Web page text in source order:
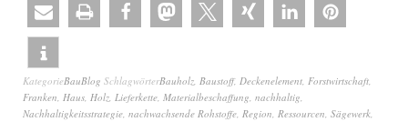
KategorieBauBlog SchlagwörterBauholz, Baustoff, Deckenelement, Forstwirtschaft,
Franken, Haus, Holz, Lieferkette, Materialbeschaffung, nachhaltig,
Nachhaltigkeitsstrategie, nachwachsende Rohstoffe, Region, Ressourcen, Sägewerk,